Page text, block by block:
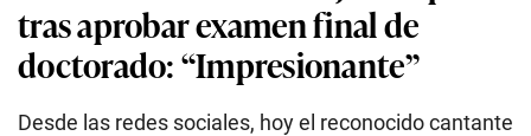
tras aprobar examen final de
doctorado: “Impresionante”
Desde las redes sociales, hoy el reconocido cantante